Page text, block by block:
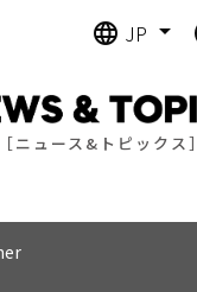
JP
［ニュース&トピックス］